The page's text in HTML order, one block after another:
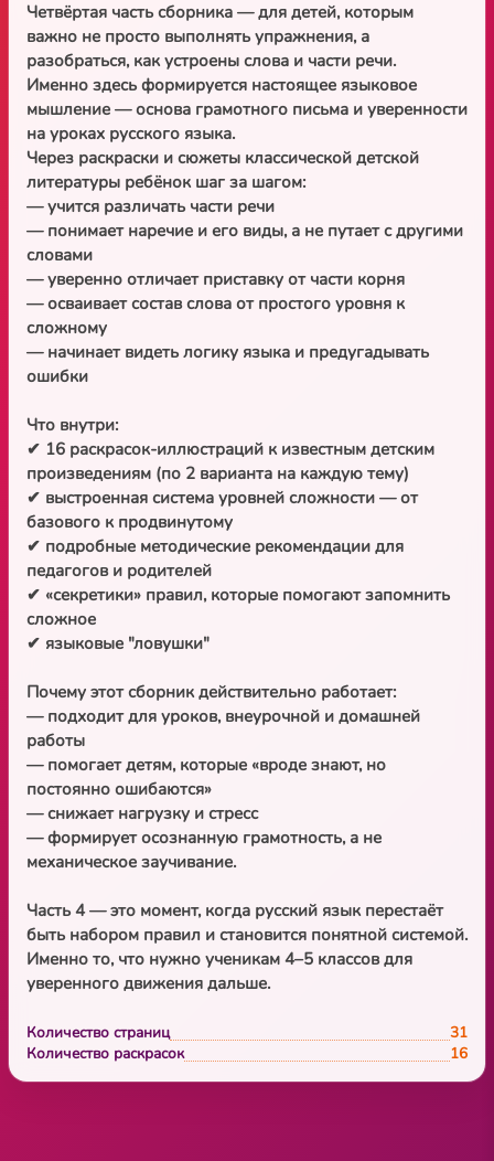
Четвёртая часть сборника — для детей, которым
важно не просто выполнять упражнения, а
разобраться, как устроены слова и части речи.
Именно здесь формируется настоящее языковое
мышление — основа грамотного письма и уверенности
на уроках русского языка.
Через раскраски и сюжеты классической детской
литературы ребёнок шаг за шагом:
— учится различать части речи
— понимает наречие и его виды, а не путает с другими
словами
— уверенно отличает приставку от части корня
— осваивает состав слова от простого уровня к
сложному
— начинает видеть логику языка и предугадывать
ошибки
Что внутри:
✔ 16 раскрасок-иллюстраций к известным детским
произведениям (по 2 варианта на каждую тему)
✔ выстроенная система уровней сложности — от
базового к продвинутому
✔ подробные методические рекомендации для
педагогов и родителей
✔ «секретики» правил, которые помогают запомнить
сложное
✔ языковые "ловушки"
Почему этот сборник действительно работает:
— подходит для уроков, внеурочной и домашней
работы
— помогает детям, которые «вроде знают, но
постоянно ошибаются»
— снижает нагрузку и стресс
— формирует осознанную грамотность, а не
механическое заучивание.
Часть 4 — это момент, когда русский язык перестаёт
быть набором правил и становится понятной системой.
Именно то, что нужно ученикам 4–5 классов для
уверенного движения дальше.
Количество страниц
31
Количество раскрасок
16